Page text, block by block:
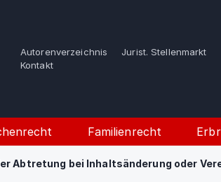
Autorenverzeichnis
Jurist. Stellenmarkt
Kontakt
Familienrecht
Abtretung bei Inhaltsänderung oder